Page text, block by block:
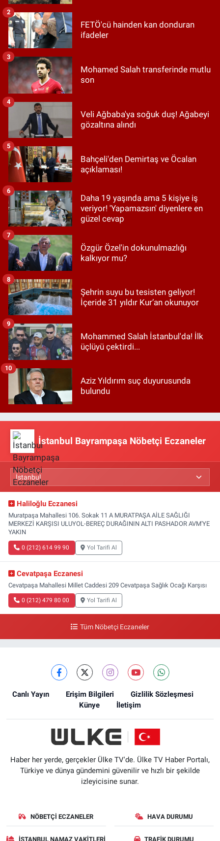
FETÖ'cü hainden kan donduran
ifadeler
2
Mohamed Salah transferinde mutlu
son
3
Veli Ağbaba'ya soğuk duş! Ağabeyi
gözaltına alındı
4
Bahçeli'den Demirtaş ve Öcalan
açıklaması!
5
Daha 19 yaşında ama 5 kişiye iş
veriyor! 'Yapamazsın' diyenlere en
güzel cevap
6
Özgür Özel'in dokunulmazlığı
kalkıyor mu?
7
Şehrin suyu bu tesisten geliyor!
İçeride 31 yıldır Kur’an okunuyor
8
Mohammed Salah İstanbul'da! İlk
üçlüyü çektirdi...
9
Aziz Yıldırım suç duyurusunda
bulundu
10
İstanbul Bayrampaşa Nöbetçi Eczaneler
Haliloğlu Eczanesi
Muratpaşa Mahallesi 106. Sokak 11 A MURATPAŞA AİLE SAĞLIĞI
MERKEZİ KARŞISI ULUYOL-BEREÇ DURAĞININ ALTI PASHADOR AVM'YE
YAKIN
0 (212) 614 99 90 Yol Tarifi Al
Cevatpaşa Eczanesi
Cevatpaşa Mahallesi Millet Caddesi 209 Cevatpaşa Sağlık Ocağı Karşısı
0 (212) 479 80 00 Yol Tarifi Al
Tüm Nöbetçi Eczaneler
Canlı Yayın Erişim Bilgileri
Gizlilik Sözleşmesi
Künye
İletişim
Haber her yerde, gerçekler Ülke TV'de. Ülke TV Haber Portalı,
Türkiye ve dünya gündemini güvenilir ve hızlı bir şekilde
izleyicisine sunar.
NÖBETÇI ECZANELER HAVA DURUMU
İSTANBUL NAMAZ VAKITLERI TRAFIK DURUMU